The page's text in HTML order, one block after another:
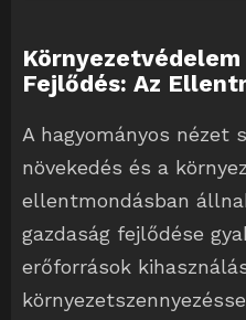
Környezetvédelem
Fejlődés: Az
A hagyományos nézet
növekedés és a
ellentmondásban
gazdaság fejlődése
erőforrások